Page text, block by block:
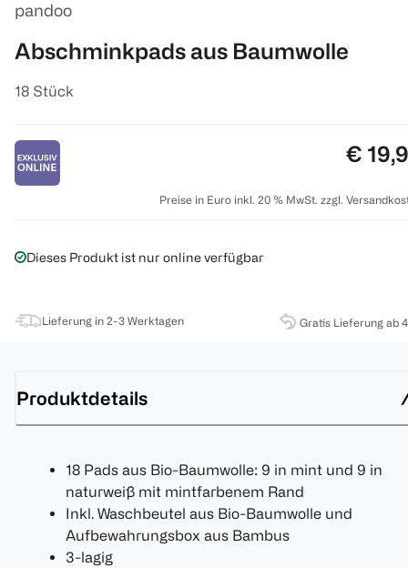
pandoo
Abschminkpads aus Baumwolle
18 Stück
Preis:
€
Preise in Euro inkl. 20 % MwSt. zzgl.
Dieses Produkt ist nur online verfügbar
Lieferung in 2-3 Werktagen Gratis Lieferung ab
Produktdetails
18 Pads aus Bio-Baumwolle: 9 in mint und 9 in
naturweiß mit mintfarbenem Rand
Inkl. Waschbeutel aus Bio-Baumwolle und
Aufbewahrungsbox aus Bambus
3-lagig